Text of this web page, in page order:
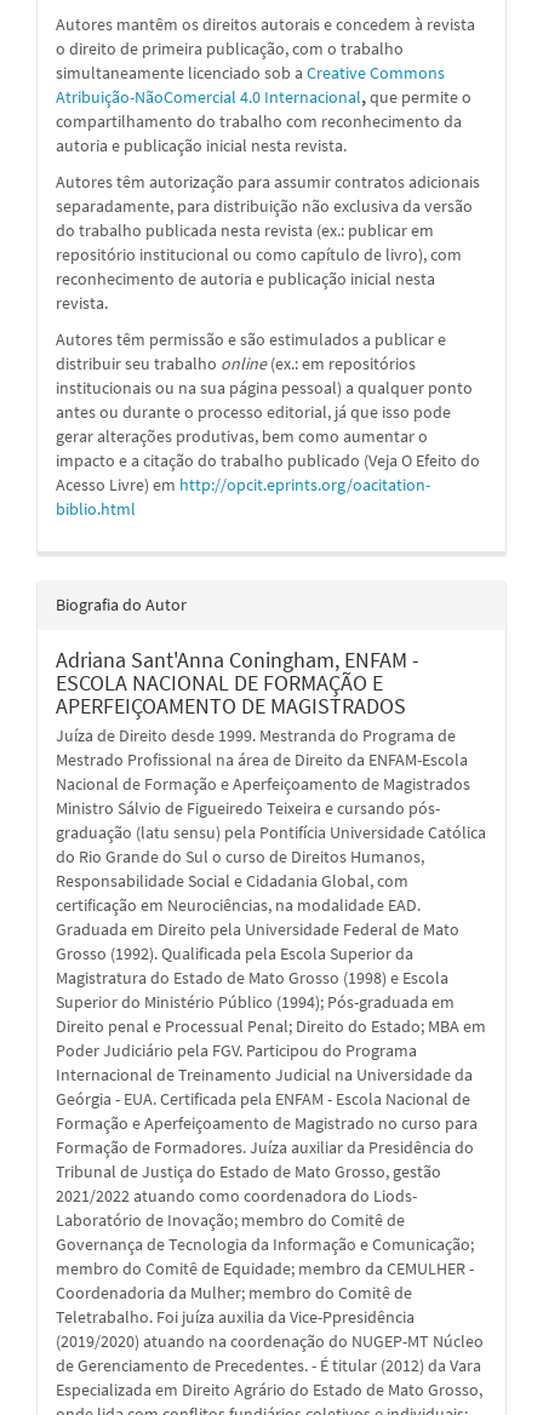
Autores mantêm os direitos autorais e concedem à revista
o direito de primeira publicação, com o trabalho
simultaneamente licenciado sob a Creative Commons
Atribuição-NãoComercial 4.0 Internacional,que permite o
compartilhamento do trabalho com reconhecimento da
autoria e publicação inicial nesta revista.
Autores têm autorização para assumir contratos adicionais
separadamente, para distribuição não exclusiva da versão
do trabalho publicada nesta revista (ex.: publicar em
repositório institucional ou como capítulo de livro), com
reconhecimento de autoria e publicação inicial nesta
revista.
Autores têm permissão e são estimulados a publicar e
distribuir seu trabalho online(ex.: em repositórios
institucionais ou na sua página pessoal) a qualquer ponto
antes ou durante o processo editorial, já que isso pode
gerar alterações produtivas, bem como aumentar o
impacto e a citação do trabalho publicado (Veja O Efeito do
Acesso Livre) em http://opcit.eprints.org/oacitation-
biblio.html
Biografia do Autor
Adriana Sant'Anna Coningham, ENFAM -
ESCOLA NACIONAL DE FORMAÇÃO E
APERFEIÇOAMENTO DE MAGISTRADOS
Juíza de Direito desde 1999. Mestranda do Programa de
Mestrado Profissional na área de Direito da ENFAM-Escola
Nacional de Formação e Aperfeiçoamento de Magistrados
Ministro Sálvio de Figueiredo Teixeira e cursando pós-
graduação (latu sensu) pela Pontifícia Universidade Católica
do Rio Grande do Sul o curso de Direitos Humanos,
Responsabilidade Social e Cidadania Global, com
certificação em Neurociências, na modalidade EAD.
Graduada em Direito pela Universidade Federal de Mato
Grosso (1992). Qualificada pela Escola Superior da
Magistratura do Estado de Mato Grosso (1998) e Escola
Superior do Ministério Público (1994); Pós-graduada em
Direito penal e Processual Penal; Direito do Estado; MBA em
Poder Judiciário pela FGV. Participou do Programa
Internacional de Treinamento Judicial na Universidade da
Geórgia - EUA. Certificada pela ENFAM - Escola Nacional de
Formação e Aperfeiçoamento de Magistrado no curso para
Formação de Formadores. Juíza auxiliar da Presidência do
Tribunal de Justiça do Estado de Mato Grosso, gestão
2021/2022 atuando como coordenadora do Liods-
Laboratório de Inovação; membro do Comitê de
Governança de Tecnologia da Informação e Comunicação;
membro do Comitê de Equidade; membro da CEMULHER -
Coordenadoria da Mulher; membro do Comitê de
Teletrabalho. Foi juíza auxilia da Vice-Ppresidência
(2019/2020) atuando na coordenação do NUGEP-MT Núcleo
de Gerenciamento de Precedentes. - É titular (2012) da Vara
Especializada em Direito Agrário do Estado de Mato Grosso,